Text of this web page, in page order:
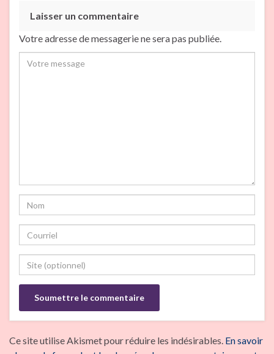
Laisser un commentaire
Votre adresse de messagerie ne sera pas publiée.
Ce site utilise Akismet pour réduire les indésirables. En savoir